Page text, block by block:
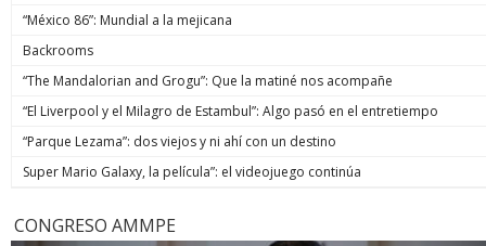
“México 86”: Mundial a la mejicana
Backrooms
“The Mandalorian and Grogu”: Que la matiné nos acompañe
“El Liverpool y el Milagro de Estambul”: Algo pasó en el entretiempo
“Parque Lezama”: dos viejos y ni ahí con un destino
Super Mario Galaxy, la película”: el videojuego continúa
CONGRESO AMMPE